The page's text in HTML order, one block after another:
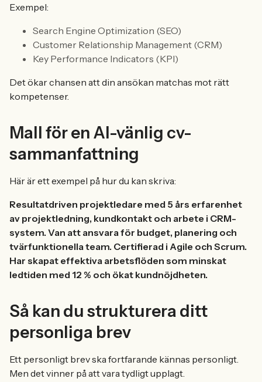
Exempel:
Search Engine Optimization (SEO)
Customer Relationship Management (CRM)
Key Performance Indicators (KPI)
Det ökar chansen att din ansökan matchas mot rätt
kompetenser.
Mall för en AI-vänlig cv-
sammanfattning
Här är ett exempel på hur du kan skriva:
Resultatdriven projektledare med 5 års erfarenhet
av projektledning, kundkontakt och arbete i CRM-
system. Van att ansvara för budget, planering och
tvärfunktionella team. Certifierad i Agile och Scrum.
Har skapat effektiva arbetsflöden som minskat
ledtiden med 12 % och ökat kundnöjdheten.
Så kan du strukturera ditt
personliga brev
Ett personligt brev ska fortfarande kännas personligt.
Men det vinner på att vara tydligt upplagt.